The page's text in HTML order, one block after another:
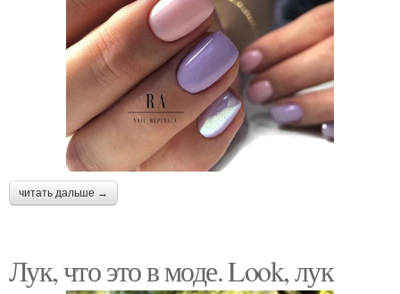
читать дальше →
Лук, что это в моде. Look, лук